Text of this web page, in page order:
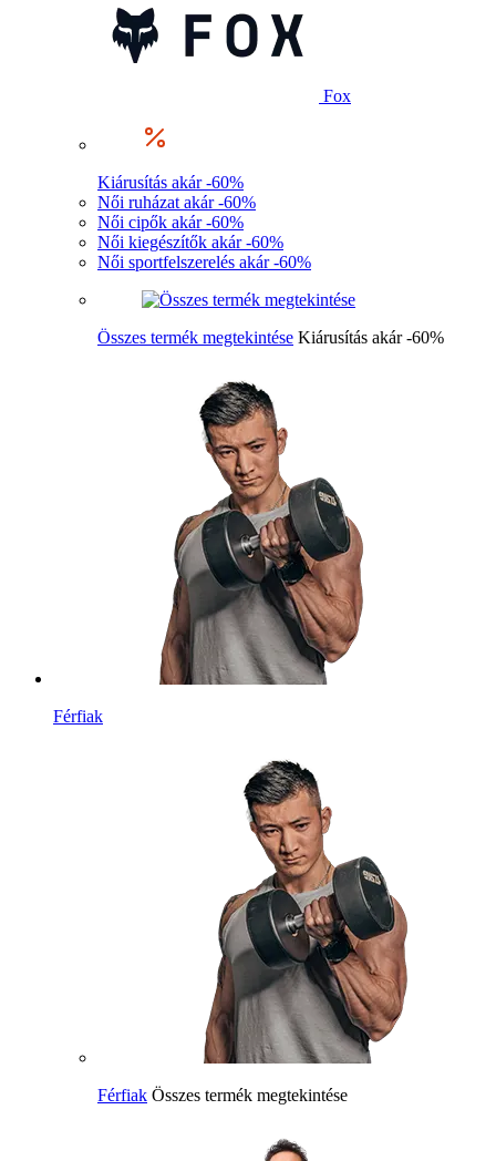
Fox
Kiárusítás akár -60%
Női ruházat akár -60%
Női cipők akár -60%
Női kiegészítők akár -60%
Női sportfelszerelés akár -60%
Összes termék megtekintése Kiárusítás akár -60%
Férfiak
Férfiak Összes termék megtekintése